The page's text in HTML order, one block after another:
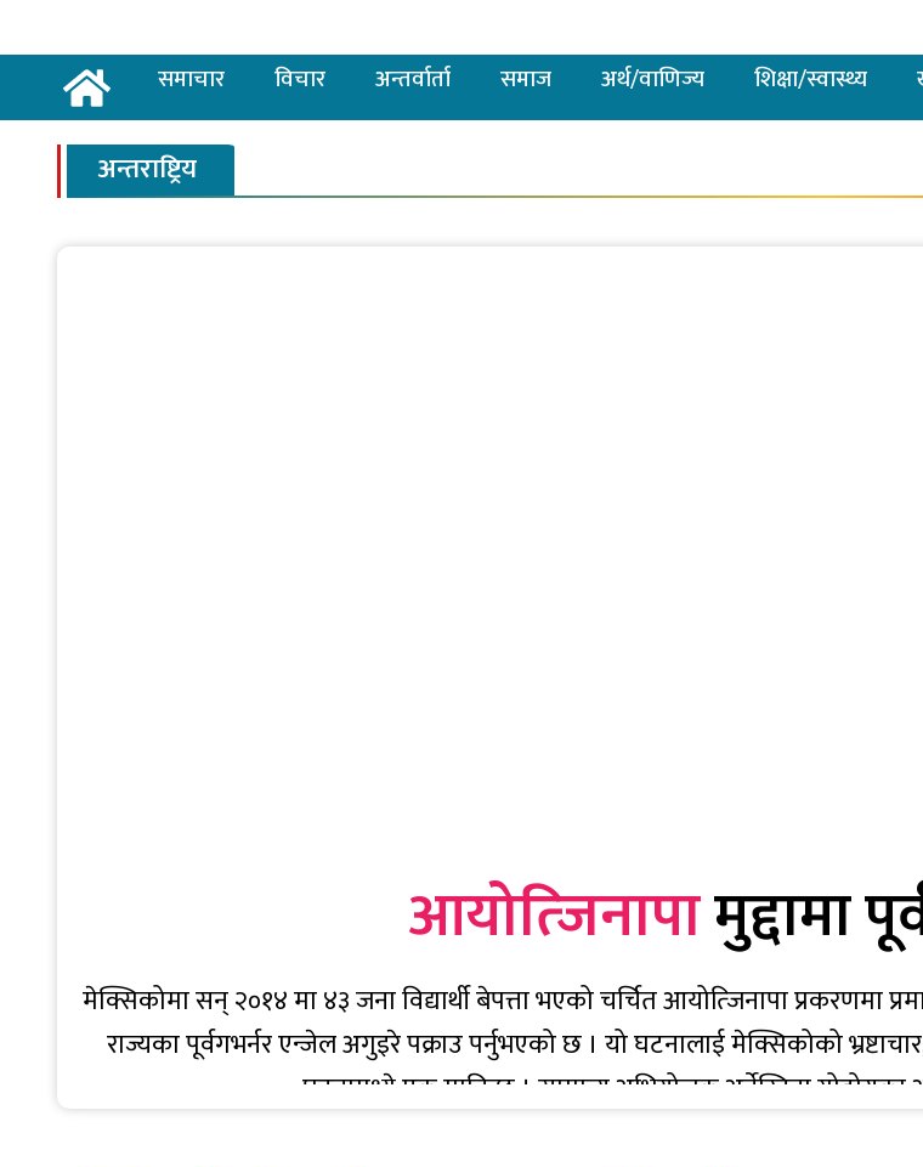
समाचार विचार अन्तर्वार्ता समाज अर्थ/वाणिज्य शिक्षा/स्वास्थ्य
अन्तराष्ट्रिय
आयोत्जिनापामुद्दामा
मेक्सिकोमा सन् २०१४ मा ४३ जना विद्यार्थी बेपत्ता भएको चर्चित आयोत्जिनापा प्रकरणमा
राज्यका पूर्वगभर्नर एन्जेल अगुइरे पक्राउ पर्नुभएको छ । यो घटनालाई मेक्सिकोको
घटनामध्ये एक मानिन्छ । सामान्य अभियोजक अर्नेस्टिना